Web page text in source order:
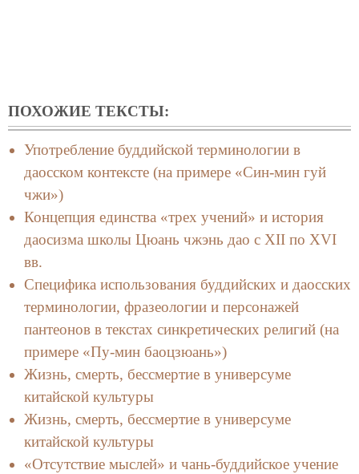
ПОХОЖИЕ ТЕКСТЫ:
Употребление буддийской терминологии в
даосском контексте (на примере «Син-мин гуй
чжи»)
Концепция единства «трех учений» и история
даосизма школы Цюань чжэнь дао с XII по XVI
вв.
Специфика использования буддийских и даосских
терминологии, фразеологии и персонажей
пантеонов в текстах синкретических религий (на
примере «Пу-мин баоцзюань»)
Жизнь, смерть, бессмертие в универсуме
китайской культуры
Жизнь, смерть, бессмертие в универсуме
китайской культуры
«Отсутствие мыслей» и чань-буддийское учение